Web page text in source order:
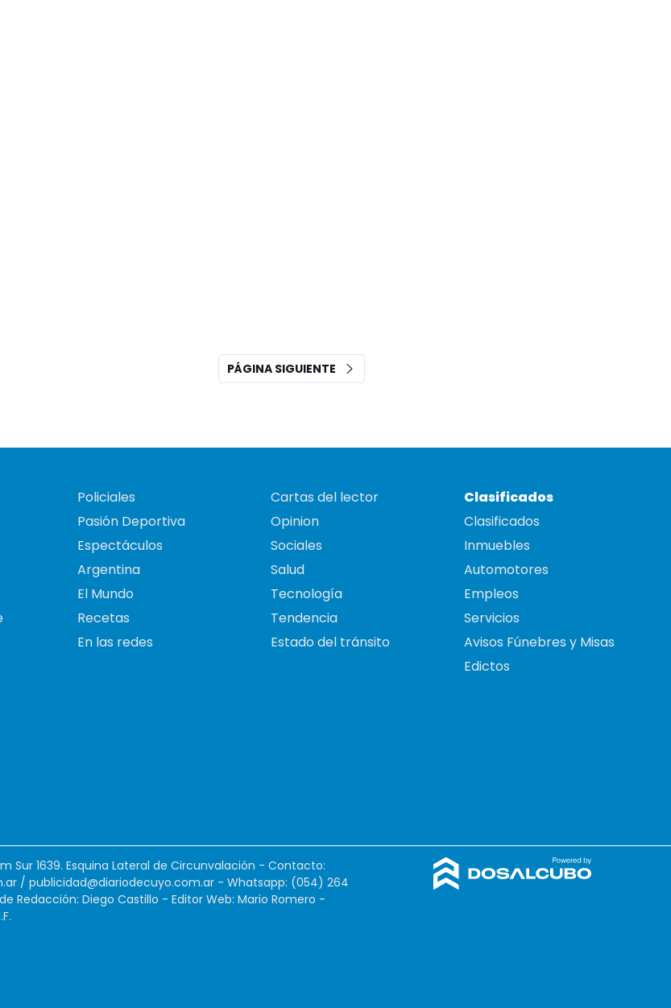
PÁGINA SIGUIENTE
Policiales
Pasión Deportiva
Espectáculos
Argentina
El Mundo
Recetas
En las redes
Cartas del lector
Opinion
Sociales
Salud
Tecnología
Tendencia
Estado del tránsito
Clasificados
Clasificados
Inmuebles
Automotores
Empleos
Servicios
Avisos Fúnebres y Misas
Edictos
Sur 1639. Esquina Lateral de Circunvalación - Contacto:
/ publicidad@diariodecuyo.com.ar - Whatsapp: (054) 264
Redacción: Diego Castillo - Editor Web: Mario Romero -